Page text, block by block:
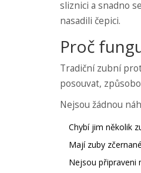
sliznici a snadno
nasadili čepici.
Proč
Tradiční zubní
posouvat,
Nejsou žádnou
Chybí jim několik
Mají zuby
Nejsou připraveni